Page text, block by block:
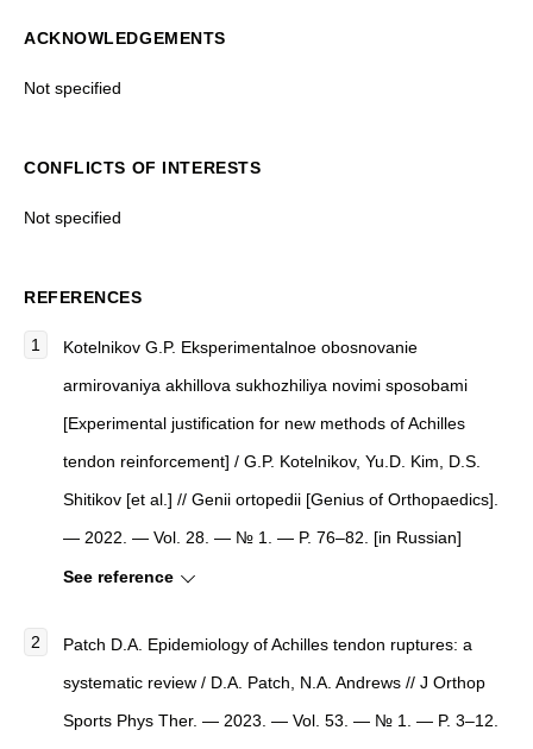
ACKNOWLEDGEMENTS
Not specified
CONFLICTS OF INTERESTS
Not specified
REFERENCES
Kotelnikov G.P. Eksperimentalnoe obosnovanie
armirovaniya akhillova sukhozhiliya novimi sposobami
[Experimental justification for new methods of Achilles
tendon reinforcement] / G.P. Kotelnikov, Yu.D. Kim, D.S.
Shitikov [et al.] // Genii ortopedii [Genius of Orthopaedics].
— 2022. — Vol. 28. — № 1. — P. 76–82. [in Russian]
See reference
Patch D.A. Epidemiology of Achilles tendon ruptures: a
systematic review / D.A. Patch, N.A. Andrews // J Orthop
Sports Phys Ther. — 2023. — Vol. 53. — № 1. — P. 3–12.